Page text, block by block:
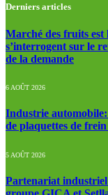
Derniers articles
Marché des fruits est
s’interrogent sur le
de la demande
6 AOÛT 2026
Industrie
de plaquettes de
5 AOÛT 2026
Partenariat industriel